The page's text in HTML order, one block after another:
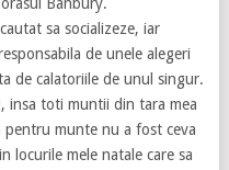
Banbury.
sa socializeze, iar
de unele alegeri
de calatoriile de unul singur.
insa toti muntii din tara mea
pentru munte nu a fost ceva
locurile mele natale care sa